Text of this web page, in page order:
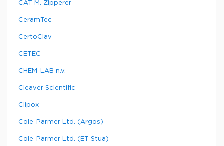
CAT M. Zipperer
CeramTec
CertoClav
CETEC
CHEM-LAB n.v.
Cleaver Scientific
Clipox
Cole-Parmer Ltd. (Argos)
Cole-Parmer Ltd. (ET Stua)